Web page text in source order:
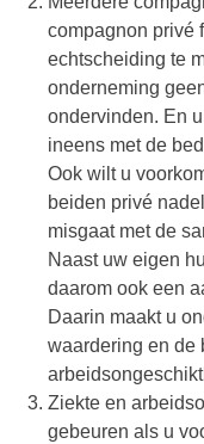
compagnon privé
echtscheiding te
onderneming
ondervinden. En
ineens met de
Ook wilt u
beiden privé
misgaat met de
Naast uw eigen
daarom ook een
Daarin maakt u
waardering en de
Ziekte en
gebeuren als u